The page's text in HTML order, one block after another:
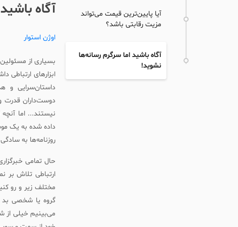
آگاه
اوژن استوار
بسیاری از
ابزارهای ارتباطی
داستان‌سرایی و
دوست‌داران قدرت
نیستند... اما
داده شده به یک
روزنامه‌ها به
حال تمامی
ارتباطی تلاش بر
مختلف زیر و رو
گروه یا شخصی بد
می‌بینیم خیلی از
آیا پایین‌ترین قیمت می‌تواند
مزیت رقابتی باشد؟
آگاه باشید اما سرگرم رسانه‌ها
نشوید!